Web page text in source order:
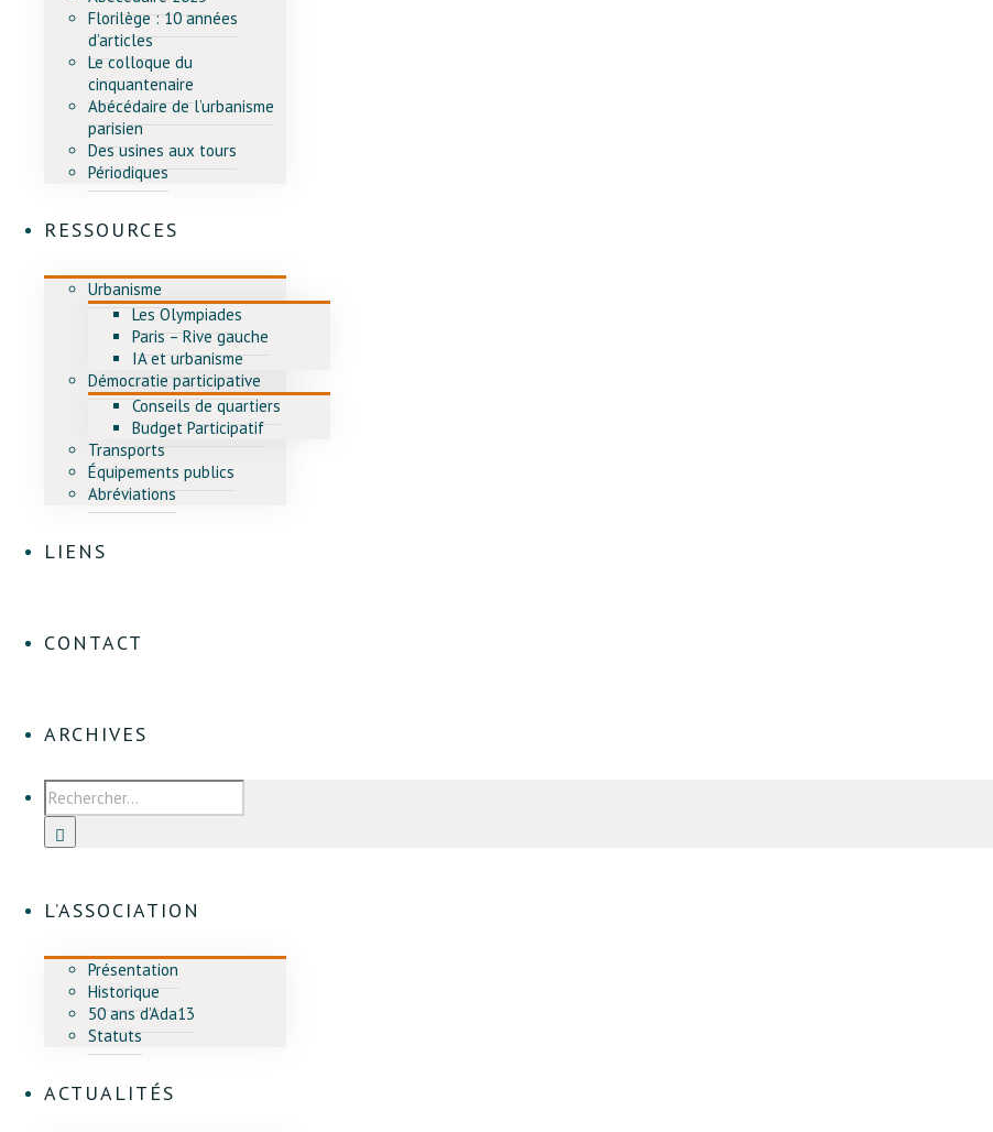
Florilège : 10 années
d’articles
Le colloque du
cinquantenaire
Abécédaire de l’urbanisme
parisien
Des usines aux tours
Périodiques
RESSOURCES
Urbanisme
Les Olympiades
Paris – Rive gauche
IA et urbanisme
Démocratie participative
Conseils de quartiers
Budget Participatif
Transports
Équipements publics
Abréviations
LIENS
CONTACT
ARCHIVES
L’ASSOCIATION
Présentation
Historique
50 ans d’Ada13
Statuts
ACTUALITÉS